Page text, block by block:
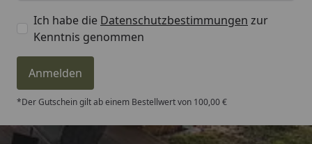
Ich habe die Datenschutzbestimmungen zur
Kenntnis genommen
Anmelden
*Der Gutschein gilt ab einem Bestellwert von 100,00 €